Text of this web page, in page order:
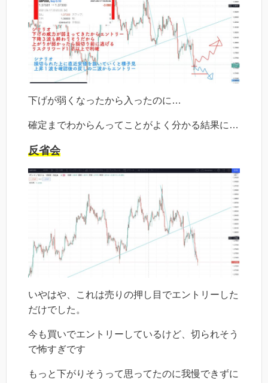
下げが弱くなったから入ったのに…
確定までわからんってことがよく分かる結果に…
反省会
いやはや、これは売りの押し目でエントリーした
だけでした。
今も買いでエントリーしているけど、切られそう
で怖すぎです
もっと下がりそうって思ってたのに我慢できずに